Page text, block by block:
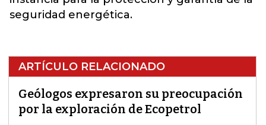
seguridad energética.
ARTÍCULO RELACIONADO
Geólogos expresaron su preocupación
por la exploración de Ecopetrol